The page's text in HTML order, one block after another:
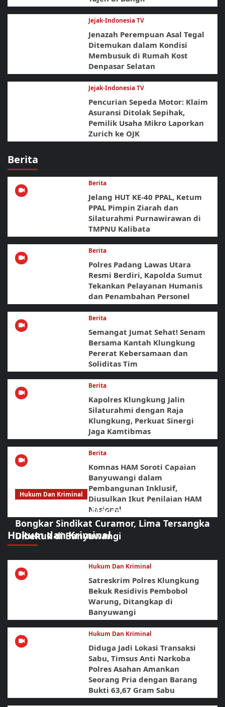
Jejak-Indonesia TV
Jenazah Perempuan Asal Tegal
Ditemukan dalam Kondisi
Membusuk di Rumah Kost
Denpasar Selatan
Jejak-Indonesia TV
Pencurian Sepeda Motor: Klaim
Asuransi Ditolak Sepihak,
Pemilik Usaha Mikro Laporkan
Zurich ke OJK
Berita
Berita
Jelang HUT KE-40 PPAL, Ketum
PPAL Pimpin Ziarah dan
Silaturahmi Purnawirawan di
TMPNU Kalibata
Berita
Polres Padang Lawas Utara
Resmi Berdiri, Kapolda Sumut
Tekankan Pelayanan Humanis
dan Penambahan Personel
Berita
Semangat Jumat Sehat! Senam
Bersama Kantah Klungkung
Pererat Kebersamaan dan
Soliditas Tim
Berita
Kapolres Klungkung Jalin
Silaturahmi dengan Raja
Klungkung, Perkuat Sinergi
Jaga Kamtibmas
Berita
Komnas HAM Soroti Capaian
Banyuwangi dalam
Pembangunan Inklusif,
Diusulkan Ikut Penilaian HAM
Nasional
Hukum dan Kriminal
Hukum Dan Kriminal
Sikat Habis! URC Macan Blambangan
Bongkar Sindikat Curamor, Lima Tersangka
Dibekuk di Banyuwangi
Hukum Dan Kriminal
Satreskrim Polres Klungkung
Bekuk Residivis Pembobol
Warung, Ditangkap di
Banyuwangi
Hukum Dan Kriminal
Diduga Jadi Lokasi Transaksi
Sabu, Timsus Anti Narkoba
Polres Asahan Amankan
Seorang Pria dengan Barang
Bukti 63,67 Gram Sabu